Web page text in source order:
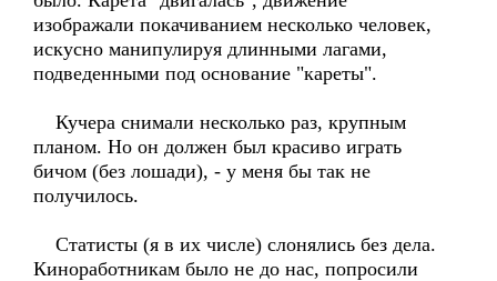
изображали покачиванием несколько человек,
искусно манипулируя длинными лагами,
подведенными под основание "кареты".
Кучера снимали несколько раз, крупным
планом. Но он должен был красиво играть
бичом (без лошади), - у меня бы так не
получилось.
Статисты (я в их числе) слонялись без дела.
Киноработникам было не до нас, попросили